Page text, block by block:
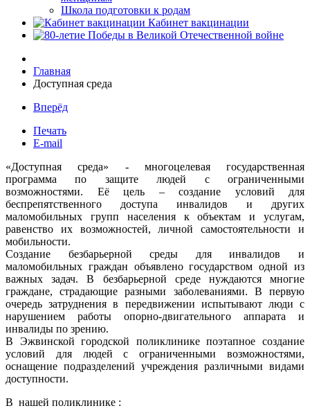
Школа подготовки к родам
Кабинет вакцинации
Главная
Доступная среда
Вперёд
Печать
E-mail
«Доступная среда» - многоцелевая государственная
программа по защите людей с ограниченными
возможностями. Её цель – создание условий для
беспрепятственного доступа инвалидов и других
маломобильных групп населения к объектам и услугам,
равенство их возможностей, личной самостоятельности и
мобильности.
Создание безбарьерной среды для инвалидов и
маломобильных граждан объявлено государством одной из
важных задач. В безбарьерной среде нуждаются многие
граждане, страдающие разными заболеваниями. В первую
очередь затруднения в передвижении испытывают люди с
нарушением работы опорно-двигательного аппарата и
инвалиды по зрению.
В Эжвинской городской поликлинике поэтапное создание
условий для людей с ограниченными возможностями,
оснащение подразделений учреждения различными видами
доступности.
В нашей поликлинике :